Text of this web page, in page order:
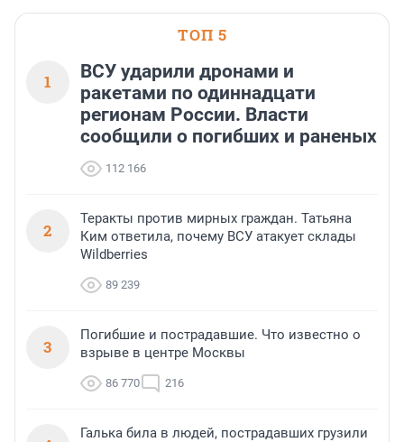
ТОП 5
1
ВСУ ударили дронами и
ракетами по одиннадцати
регионам России. Власти
сообщили о погибших и раненых
112 166
2
Теракты против мирных граждан. Татьяна
Ким ответила, почему ВСУ атакует склады
Wildberries
89 239
3
Погибшие и пострадавшие. Что известно о
взрыве в центре Москвы
86 770 216
Галька била в людей, пострадавших грузили